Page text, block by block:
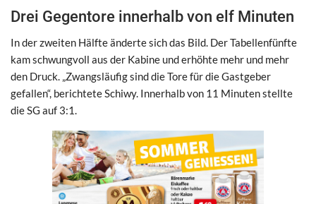
Drei Gegentore innerhalb von elf Minuten
In der zweiten Hälfte änderte sich das Bild. Der Tabellenfünfte
kam schwungvoll aus der Kabine und erhöhte mehr und mehr
den Druck. „Zwangsläufig sind die Tore für die Gastgeber
gefallen“, berichtete Schiwy. Innerhalb von 11 Minuten stellte
die SG auf 3:1.